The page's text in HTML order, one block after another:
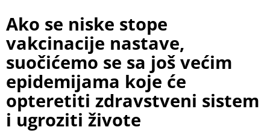
Ako se niske stope
vakcinacije nastave,
suočićemo se sa još većim
epidemijama koje će
opteretiti zdravstveni sistem
i ugroziti živote